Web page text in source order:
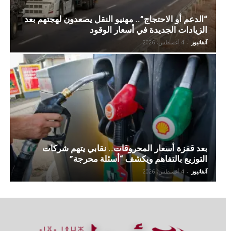
“الدعم أو الاحتجاج”.. مهنيو النقل يصعدون لهجتهم بعد
الزيادات الجديدة في أسعار الوقود
آنفانيوز - 4 أغسطس، 2026
بعد قفزة أسعار المحروقات.. نقابي يتهم شركات
التوزيع بالتفاهم ويكشف “أسئلة محرجة”
آنفانيوز - 4 أغسطس، 2026